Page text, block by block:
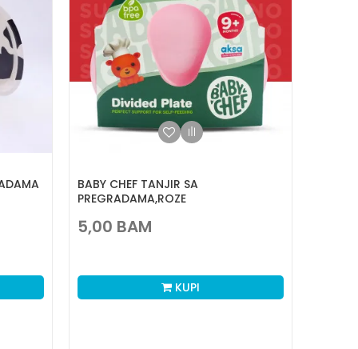
BABY CHEF TANJIR SA
PREGRADAMA,ROZE
5,00 BAM
KUPI